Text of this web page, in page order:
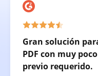
Gran solución
PDF con muy
previo requerido.